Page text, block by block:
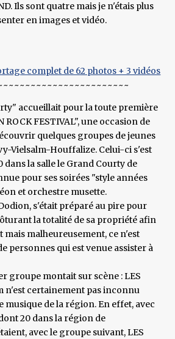
Ils sont quatre mais je n'étais plus
en images et vidéo.
complet de 62 photos + 3 vidéos
accueillait pour la toute première
ROCK FESTIVAL", une occasion de
quelques groupes de jeunes
Vielsalm-Houffalize. Celui-ci s'est
dans la salle le Grand Courty de
pour ses soirées "style années
et orchestre musette.
s'était préparé au pire pour
la totalité de sa propriété afin
malheureusement, ce n'est
personnes qui est venue assister à
groupe montait sur scène : LES
n'est certainement pas inconnu
musique de la région. En effet, avec
20 dans la région de
avec le groupe suivant, LES